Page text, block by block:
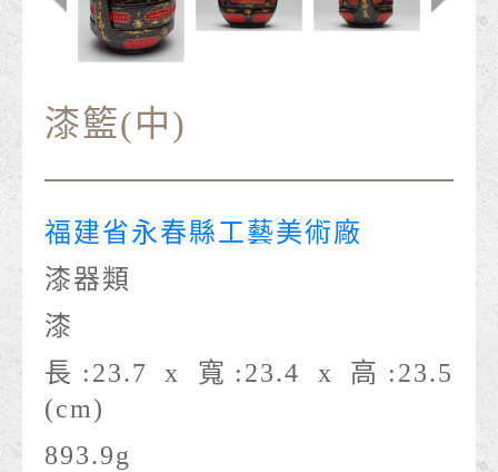
漆籃(中)
福建省永春縣工藝美術廠
漆器類
漆
長:23.7 x 寬:23.4 x 高:23.5
(cm)
893.9g